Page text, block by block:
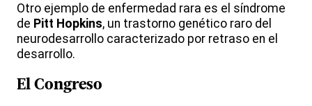
Otro ejemplo de enfermedad rara es el síndrome
de Pitt Hopkins, un trastorno genético raro del
neurodesarrollo caracterizado por retraso en el
desarrollo.
El Congreso